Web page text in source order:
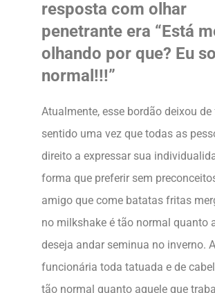
resposta com olhar
penetrante era “Está
olhando por que? Eu
normal!!!”
Atualmente, esse bordão deixou de
sentido uma vez que todas as
direito a expressar sua
forma que preferir sem
amigo que come batatas fritas
no milkshake é tão normal quanto
deseja andar seminua no inverno.
funcionária toda tatuada e de
tão normal quanto aquele que